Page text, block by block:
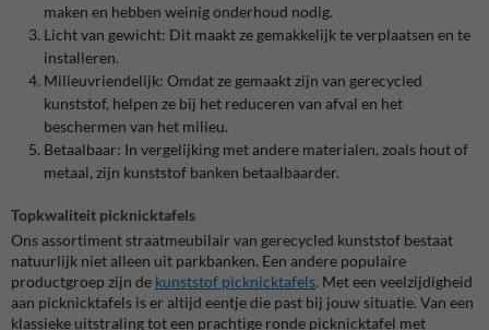
maken en hebben weinig onderhoud nodig.
Licht van gewicht: Dit maakt ze gemakkelijk te verplaatsen en te
installeren.
Milieuvriendelijk: Omdat ze gemaakt zijn van gerecycled
kunststof, helpen ze bij het reduceren van afval en het
beschermen van het milieu.
Betaalbaar: In vergelijking met andere materialen, zoals hout of
metaal, zijn kunststof banken betaalbaarder.
Topkwaliteit picknicktafels
Ons assortiment straatmeubilair van gerecycled kunststof bestaat
natuurlijk niet alleen uit parkbanken. Een andere populaire
productgroep zijn de kunststof picknicktafels. Met een veelzijdigheid
aan picknicktafels is er altijd eentje die past bij jouw situatie. Van een
klassieke uitstraling tot een prachtige ronde picknicktafel met